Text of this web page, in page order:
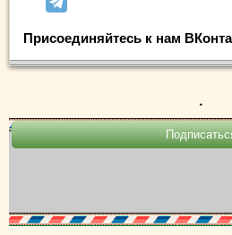
Присоединяйтесь к нам
.